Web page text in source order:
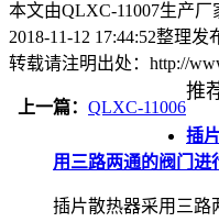
本文由QLXC-11007生产
2018-11-12 17:44:52整理发
转载请注明出处：http://
上一篇： QLXC-11006
推
插
用三路两通的阀门进
插片散热器采用三路